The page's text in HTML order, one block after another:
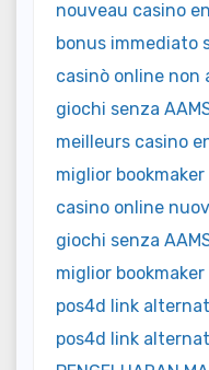
nouveau casino
bonus immediato
casinò online non
giochi senza
meilleurs casino
miglior
casino online
giochi senza
miglior
pos4d link
pos4d link